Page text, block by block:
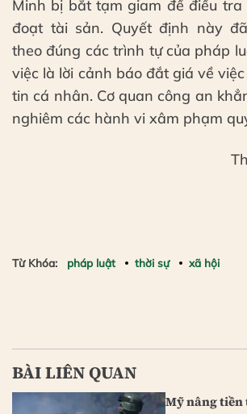
Minh bị bắt tạm giam để điều tra
đoạt tài sản. Quyết định này
theo đúng các trình tự của pháp
việc là lời cảnh báo đắt giá về
tin cá nhân. Cơ quan công an
nghiêm các hành vi xâm phạm
Từ Khóa: pháp luật thời sự xã hội
BÀI LIÊN QUAN
Mỹ nâng tiền